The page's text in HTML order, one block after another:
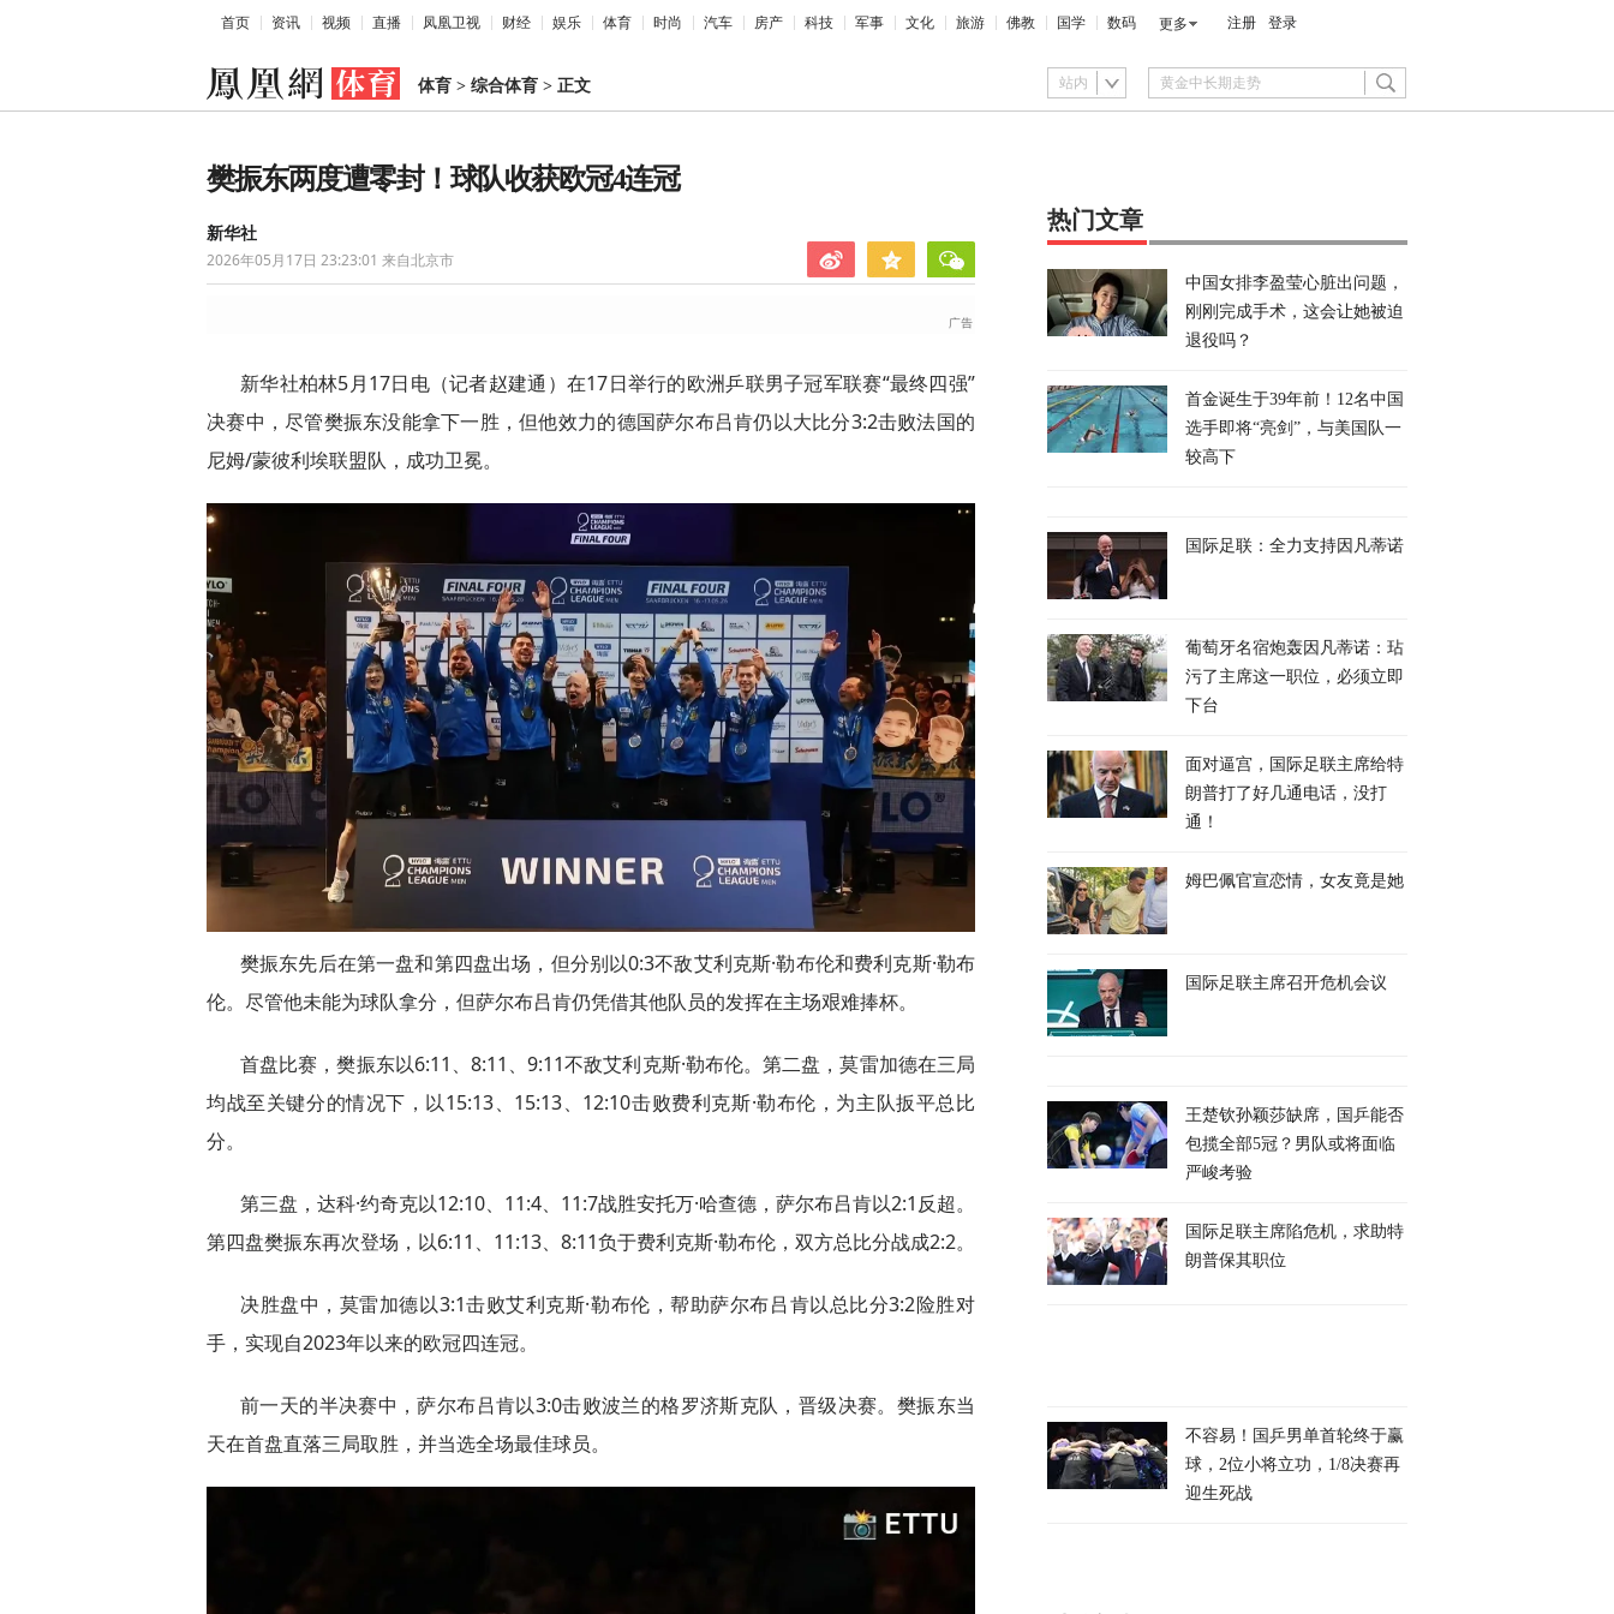
首页 资讯 视频 直播 凤凰卫视 财经 娱乐 体育 时尚 汽车 房产 科技 军事 文化 旅游 佛教 国学 数码 更多 注册 登录
体育 > 综合体育 > 正文 站内
樊振东两度遭零封！球队收获欧冠4连冠
新华社
2026年05月17日 23:23:01 来自北京市
新华社柏林5月17日电（记者赵建通）在17日举行的欧洲乒联男子冠军联赛“最终四强”
决赛中，尽管樊振东没能拿下一胜，但他效力的德国萨尔布吕肯仍以大比分3:2击败法国的
尼姆/蒙彼利埃联盟队，成功卫冕。
樊振东先后在第一盘和第四盘出场，但分别以0:3不敌艾利克斯·勒布伦和费利克斯·勒布
伦。尽管他未能为球队拿分，但萨尔布吕肯仍凭借其他队员的发挥在主场艰难捧杯。
首盘比赛，樊振东以6:11、8:11、9:11不敌艾利克斯·勒布伦。第二盘，莫雷加德在三局
均战至关键分的情况下，以15:13、15:13、12:10击败费利克斯·勒布伦，为主队扳平总比
分。
第三盘，达科·约奇克以12:10、11:4、11:7战胜安托万·哈查德，萨尔布吕肯以2:1反超。
第四盘樊振东再次登场，以6:11、11:13、8:11负于费利克斯·勒布伦，双方总比分战成2:2。
决胜盘中，莫雷加德以3:1击败艾利克斯·勒布伦，帮助萨尔布吕肯以总比分3:2险胜对
手，实现自2023年以来的欧冠四连冠。
前一天的半决赛中，萨尔布吕肯以3:0击败波兰的格罗济斯克队，晋级决赛。樊振东当
天在首盘直落三局取胜，并当选全场最佳球员。
热门文章
中国女排李盈莹心脏出问题，
刚刚完成手术，这会让她被迫
退役吗？
首金诞生于39年前！12名中国
选手即将“亮剑”，与美国队一
较高下
国际足联：全力支持因凡蒂诺
葡萄牙名宿炮轰因凡蒂诺：玷
污了主席这一职位，必须立即
下台
面对逼宫，国际足联主席给特
朗普打了好几通电话，没打
通！
姆巴佩官宣恋情，女友竟是她
国际足联主席召开危机会议
王楚钦孙颖莎缺席，国乒能否
包揽全部5冠？男队或将面临
严峻考验
国际足联主席陷危机，求助特
朗普保其职位
不容易！国乒男单首轮终于赢
球，2位小将立功，1/8决赛再
迎生死战